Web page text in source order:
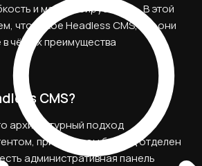
и масштабируемость. В этой
что такое Headless CMS, как они
чём их преимущества
CMS?
архитектурный подход
при котором бэкенд отделен
административная панель